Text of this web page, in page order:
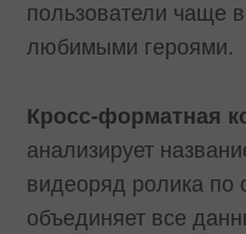
пользователи чаще
любимыми героями.
Кросс-форматная
анализирует
видеоряд ролика по
объединяет все